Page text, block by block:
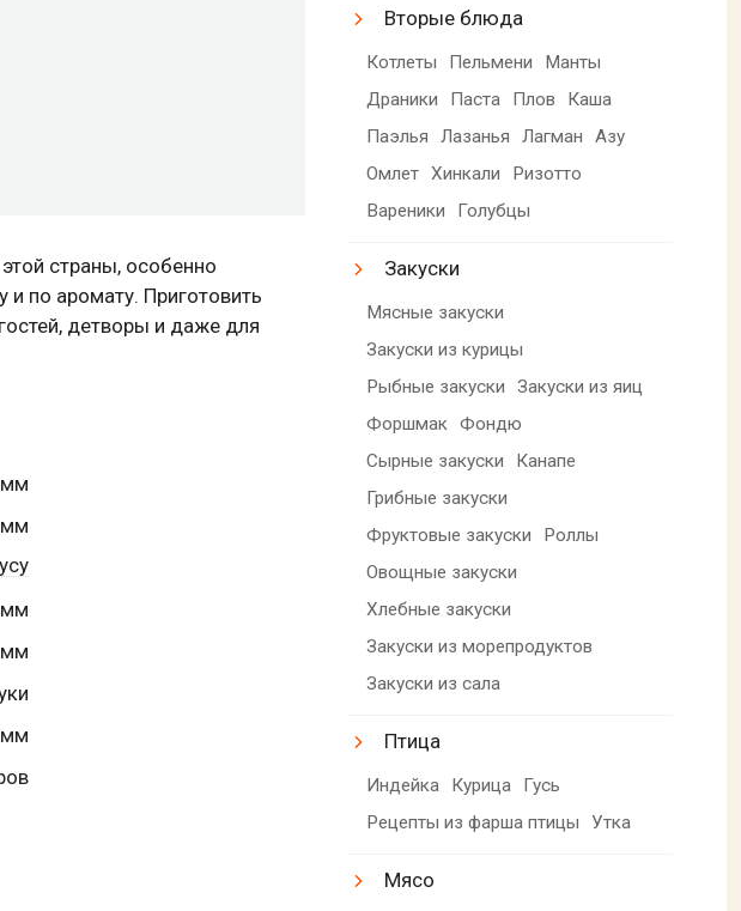
страны, особенно
и по аромату. Приготовить
детворы и даже для
Вторые блюда
Котлеты Пельмени
Манты
Драники
Паста Плов
Каша
Паэлья
Лазанья Лагман
Азу
Омлет Хинкали
Ризотто
Вареники
Голубцы
Закуски
Мясные закуски
Закуски из курицы
Рыбные закуски
Закуски из яиц
Форшмак Фондю
Сырные закуски
Канапе
Грибные закуски
Фруктовые закуски
Роллы
Овощные закуски
Хлебные закуски
Закуски из морепродуктов
Закуски из сала
Птица
Индейка Курица
Гусь
Рецепты из фарша птицы
Утка
Мясо